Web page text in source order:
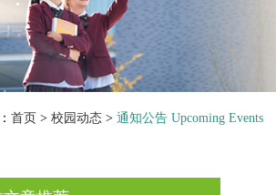
首页 > 校园动态 > 通知公告 Upcoming Events